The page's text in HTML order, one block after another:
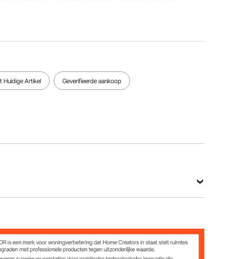
roestvrij
Huidige Artikel Geverifieerde aankoop